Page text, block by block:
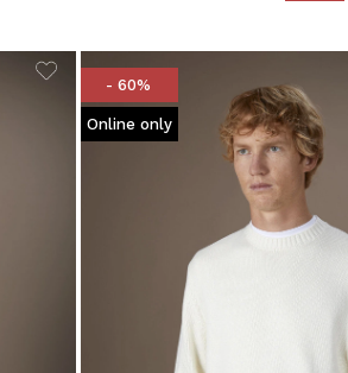
- 60%
Online only